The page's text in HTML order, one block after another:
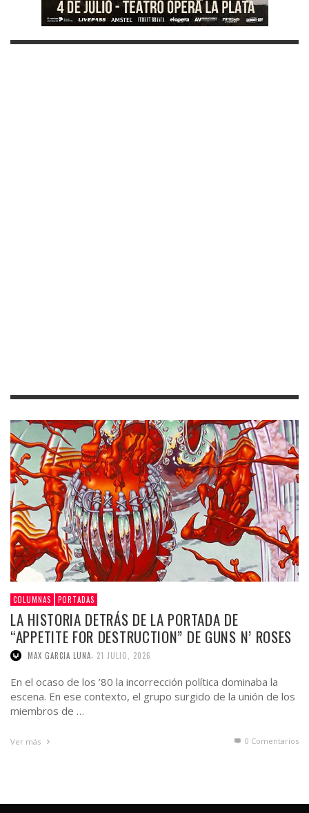
COLUMNAS PORTADAS
LA HISTORIA DETRÁS DE LA PORTADA DE
“APPETITE FOR DESTRUCTION” DE GUNS N’ ROSES
MAX GARCIA LUNA 21 JULIO, 2026
En el ocaso de los ’80 la incorrección política dominaba la
escena. En ese contexto, el grupo surgido de la unión de los
miembros de …
Ver más 0 Comentarios